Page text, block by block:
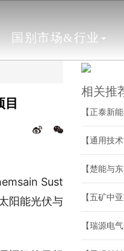
国别市场&行业
Sust
阳能光伏与
相关推
【楚能与